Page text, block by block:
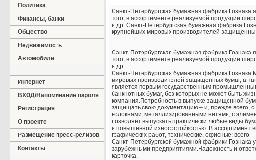
Политика
Финансы, банки
Общество
Недвижимость
Автомобили
Интернет
ВХОД/Напоминание пароля
Регистрация
О проекте
Размещение пресс-релизов
Контакты
Санкт-Петербургская бумажная фабрика Гознака
того, в ассортименте реализуемой продукции
и др. Санкт-Петербургская бумажная фабрика
крупнейших мировых производителей
Санкт-Петербургская бумажная фабрика Гознака
того, в ассортименте реализуемой продукции
и др.
Санкт-Петербургская бумажная фабрика
мировых производителей защищенных бумаг, а
является первым государственным
банкнотных бумаг, без которых не может быть
компания.Потребность в выпуске защищенной
защищать свою документацию – и, прежде всего,
волокнами, металлизированными нитями, с
позволяет выпускать практически любые виды
и повышенной износостойкостью. В ассортимент
графических работ, технические, офисные: всего
Санкт-Петербургской бумажной фабрики Гознака
зарубежными предприятиями.Надежность и
карточка.